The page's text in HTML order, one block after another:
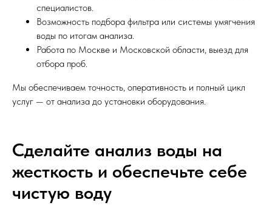
специалистов.
Возможность подбора фильтра или системы умягчения
воды по итогам анализа.
Работа по Москве и Московской области, выезд для
отбора проб.
Мы обеспечиваем точность, оперативность и полный цикл
услуг — от анализа до установки оборудования.
Сделайте анализ воды на
жесткость и обеспечьте себе
чистую воду